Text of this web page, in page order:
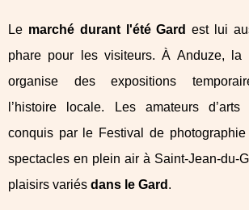
Le marché durant l'été Gard est lui
phare pour les visiteurs. À Anduze, la
organise des expositions
l’histoire locale. Les amateurs
conquis par le Festival de
spectacles en plein air à Saint-Jean-du-
plaisirs variés dans le Gard .